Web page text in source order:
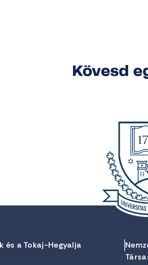
Kövesd
és a Tokaj-Hegyalja